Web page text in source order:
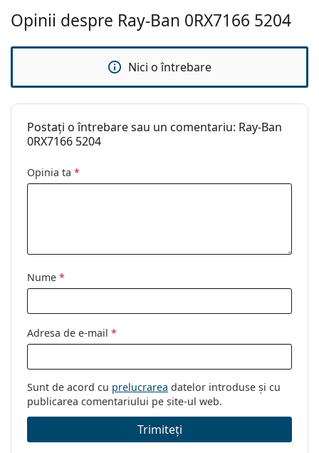
Opinii despre Ray-Ban 0RX7166 5204
Nici o întrebare
Postați o întrebare sau un comentariu: Ray-Ban
0RX7166 5204
Opinia ta *
Nume *
Adresa de e-mail *
Sunt de acord cu prelucrarea datelor introduse și cu
publicarea comentariului pe site-ul web.
Trimiteți